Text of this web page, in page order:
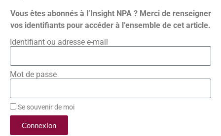
Vous êtes abonnés à l’Insight NPA ? Merci de renseigner
vos identifiants pour accéder à l’ensemble de cet article.
Identifiant ou adresse e-mail
Mot de passe
Se souvenir de moi
Connexion